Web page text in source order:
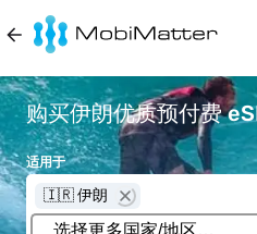
购买伊朗优质预付费
适用于
🇮🇷 伊朗